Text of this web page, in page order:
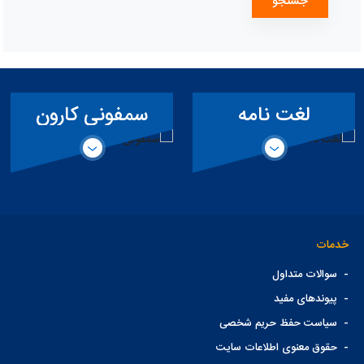
لغت نامه
تخصصی سد
سمفونی کارون
خدمات
- سوالات متداول
- پیوندهای مفید
- سیاست حفظ حریم شخصی
-حقوق معنوی اطلاعات سایت